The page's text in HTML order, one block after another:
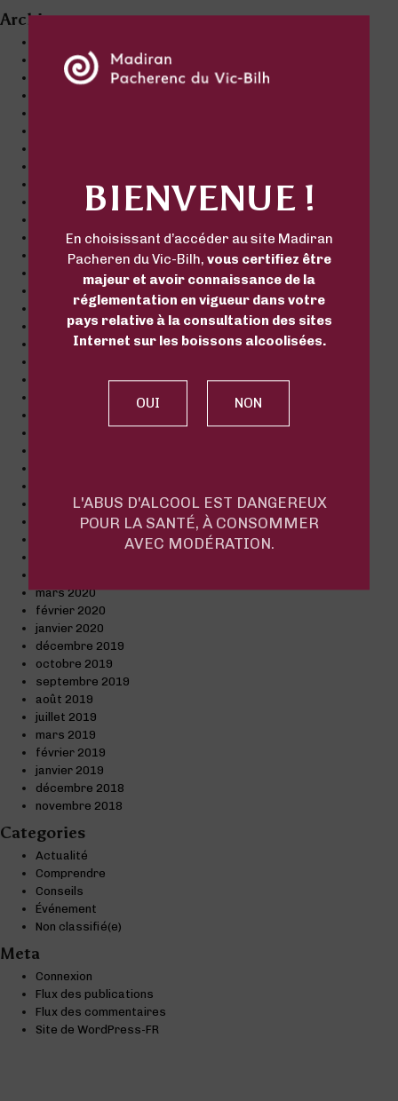
Archives
avril 2026
mars 2026
septembre 2022
juillet 2022
mai 2022
mars 2022
décembre 2021
octobre 2021
septembre 2021
juillet 2021
juin 2021
août 2020
juillet 2020
mars 2020
février 2020
janvier 2020
décembre 2019
octobre 2019
septembre 2019
août 2019
juillet 2019
mars 2019
février 2019
janvier 2019
décembre 2018
novembre 2018
Categories
Actualité
Comprendre
Conseils
Événement
Non classifié(e)
Meta
Connexion
Flux des publications
Flux des commentaires
Site de WordPress-FR
BIENVENUE !
En choisissant d’accéder au site Madiran
Pacheren du Vic-Bilh, vous certifiez être
majeur et avoir connaissance de la
réglementation en vigueur dans votre
pays relative à la consultation des sites
Internet sur les boissons alcoolisées.
L'ABUS D'ALCOOL EST DANGEREUX
POUR LA SANTÉ, À CONSOMMER
AVEC MODÉRATION.